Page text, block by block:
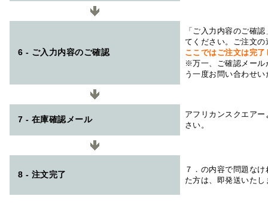
6 - ご入力内容のご確認
「ご入力内容のご確
てください。ご注文
ここではご注文は完
※万一、ご確認メール
う一度お問い合わせ
7 - 在庫確認メール
アフリカンスクエアー
さい。
8 - 注文完了
７．の内容で問題な
た方は、即発送いたし